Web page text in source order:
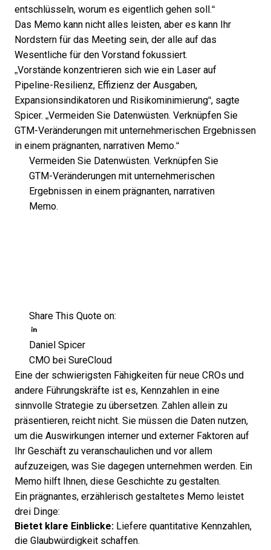
entschlüsseln, worum es eigentlich gehen soll.“
Das Memo kann nicht alles leisten, aber es kann Ihr
Nordstern für das Meeting sein, der alle auf das
Wesentliche für den Vorstand fokussiert.
„Vorstände konzentrieren sich wie ein Laser auf
Pipeline-Resilienz, Effizienz der Ausgaben,
Expansionsindikatoren und Risikominimierung“, sagte
Spicer. „Vermeiden Sie Datenwüsten. Verknüpfen Sie
GTM-Veränderungen mit unternehmerischen Ergebnissen
in einem prägnanten, narrativen Memo.“
Vermeiden Sie Datenwüsten. Verknüpfen Sie
GTM-Veränderungen mit unternehmerischen
Ergebnissen in einem prägnanten, narrativen
Memo.
Share This Quote on:
Share on Twitter
Share on Facebook
Daniel SpicerOpens new window
CMO bei SureCloud
Eine der schwierigsten Fähigkeiten für neue CROs und
andere Führungskräfte ist es, Kennzahlen in eine
sinnvolle Strategie zu übersetzen. Zahlen allein zu
präsentieren, reicht nicht. Sie müssen die Daten nutzen,
um die Auswirkungen interner und externer Faktoren auf
Ihr Geschäft zu veranschaulichen und vor allem
aufzuzeigen, was Sie dagegen unternehmen werden. Ein
Memo hilft Ihnen, diese Geschichte zu gestalten.
Ein prägnantes, erzählerisch gestaltetes Memo leistet
drei Dinge:
Bietet klare Einblicke: Liefere quantitative Kennzahlen,
die Glaubwürdigkeit schaffen.